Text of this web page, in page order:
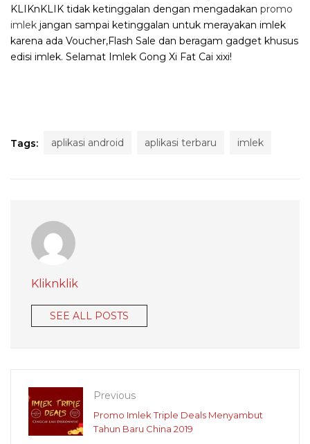
KLIKnKLIK tidak ketinggalan dengan mengadakan promo
imlek jangan sampai ketinggalan untuk merayakan imlek
karena ada Voucher,Flash Sale dan beragam gadget khusus
edisi imlek. Selamat Imlek Gong Xi Fat Cai xixi!
Tags: aplikasi android aplikasi terbaru imlek
Kliknklik
SEE ALL POSTS
Previous
Promo Imlek Triple Deals Menyambut
Tahun Baru China 2019